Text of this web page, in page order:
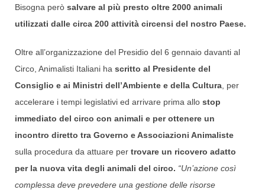
Bisogna però salvare al più presto oltre 2000 animali
utilizzati dalle circa 200 attività circensi del nostro Paese.
Oltre all’organizzazione del Presidio del 6 gennaio davanti al
Circo, Animalisti Italiani ha scritto al Presidente del
Consiglio e ai Ministri dell’Ambiente e della Cultura , per
accelerare i tempi legislativi ed arrivare prima allo stop
immediato del circo con animali e per ottenere un
incontro diretto tra Governo e Associazioni Animaliste
sulla procedura da attuare per trovare un ricovero adatto
per la nuova vita degli animali del circo. “Un’azione così
complessa deve prevedere una gestione delle risorse